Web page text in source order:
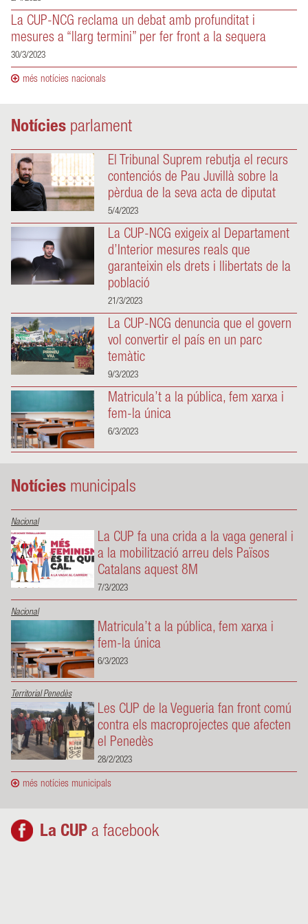
La CUP-NCG reclama un debat amb profunditat i
mesures a “llarg termini” per fer front a la sequera
30/3/2023
més notícies nacionals
Notícies parlament
El Tribunal Suprem rebutja el recurs
contenciós de Pau Juvillà sobre la
pèrdua de la seva acta de diputat
5/4/2023
La CUP-NCG exigeix al Departament
d’Interior mesures reals que
garanteixin els drets i llibertats de la
població
21/3/2023
La CUP-NCG denuncia que el govern
vol convertir el país en un parc
temàtic
9/3/2023
Matricula’t a la pública, fem xarxa i
fem-la única
6/3/2023
Notícies municipals
Nacional
La CUP fa una crida a la vaga general i
a la mobilització arreu dels Països
Catalans aquest 8M
7/3/2023
Nacional
Matricula’t a la pública, fem xarxa i
fem-la única
6/3/2023
Territorial Penedès
Les CUP de la Vegueria fan front comú
contra els macroprojectes que afecten
el Penedès
28/2/2023
més notícies municipals
La CUP a facebook